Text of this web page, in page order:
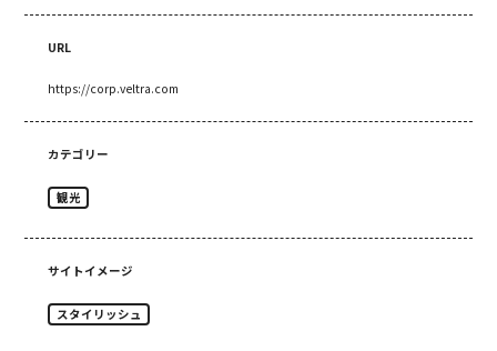
URL
https://corp.veltra.com
カテゴリー
観光
サイトイメージ
スタイリッシュ